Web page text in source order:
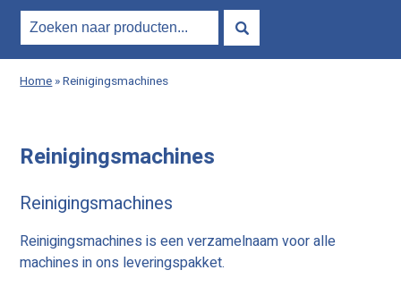
Home»Reinigingsmachines
Reinigingsmachines
Reinigingsmachines
Reinigingsmachines is een verzamelnaam voor alle
machines in ons leveringspakket.